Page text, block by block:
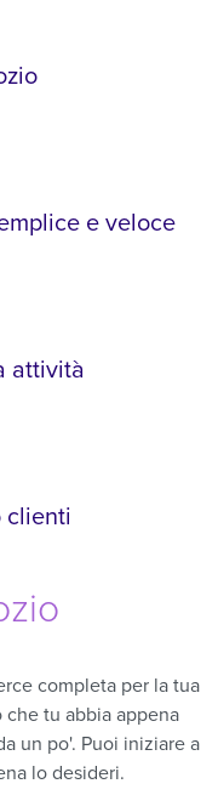
e veloce
attività
clienti
completa per la tua
tu abbia appena
un po'. Puoi iniziare a
lo desideri.